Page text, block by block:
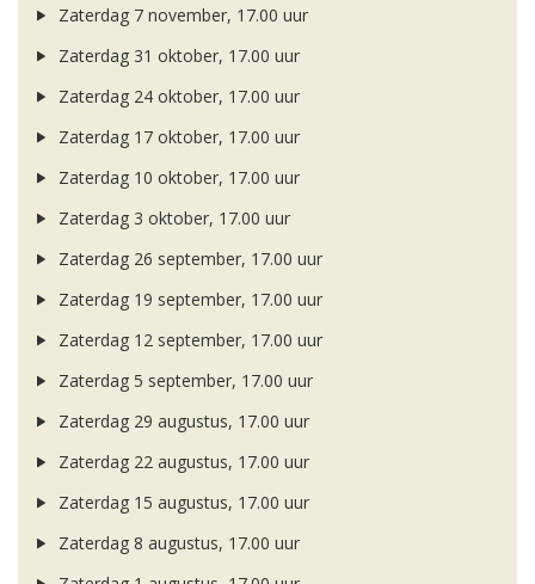
Zaterdag 7 november, 17.00 uur
Zaterdag 31 oktober, 17.00 uur
Zaterdag 24 oktober, 17.00 uur
Zaterdag 17 oktober, 17.00 uur
Zaterdag 10 oktober, 17.00 uur
Zaterdag 3 oktober, 17.00 uur
Zaterdag 26 september, 17.00 uur
Zaterdag 19 september, 17.00 uur
Zaterdag 12 september, 17.00 uur
Zaterdag 5 september, 17.00 uur
Zaterdag 29 augustus, 17.00 uur
Zaterdag 22 augustus, 17.00 uur
Zaterdag 15 augustus, 17.00 uur
Zaterdag 8 augustus, 17.00 uur